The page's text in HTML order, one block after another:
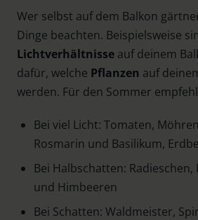
Wer selbst auf dem Balkon
Dinge beachten. Beispielsweise
Lichtverhältnisse auf deinem
dafür, welche Pflanzen auf
werden. Für den Sommer
Bei viel Licht: Tomaten,
Rosmarin und Basilikum,
Bei Halbschatten: Radieschen,
und Himbeeren
Bei Schatten: Waldmeister,